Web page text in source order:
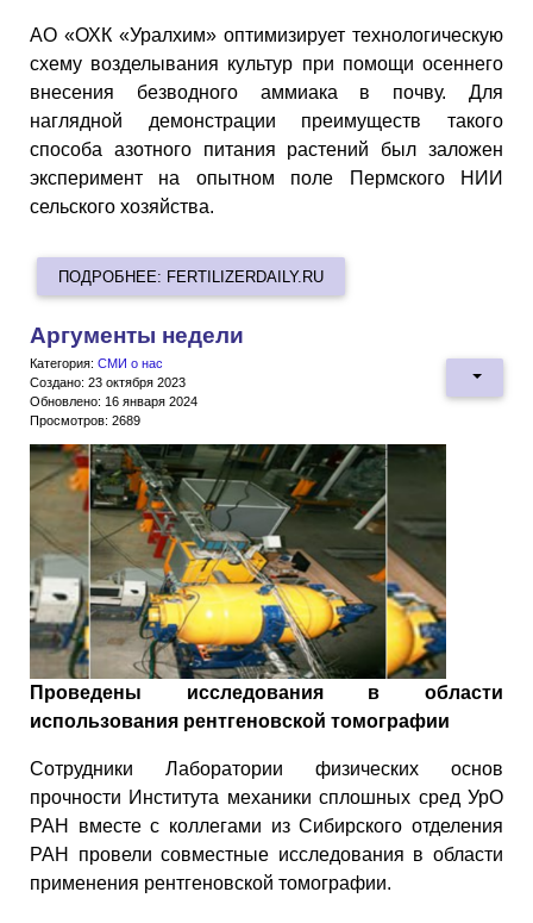
АО «ОХК «Уралхим» оптимизирует технологическую
схему возделывания культур при помощи осеннего
внесения безводного аммиака в почву. Для
наглядной демонстрации преимуществ такого
способа азотного питания растений был заложен
эксперимент на опытном поле Пермского НИИ
сельского хозяйства.
ПОДРОБНЕЕ: FERTILIZERDAILY.RU
Аргументы недели
Категория: СМИ о нас
Создано: 23 октября 2023
Обновлено: 16 января 2024
Просмотров: 2689
Проведены исследования в области
использования рентгеновской томографии
Сотрудники Лаборатории физических основ
прочности Института механики сплошных сред УрО
РАН вместе с коллегами из Сибирского отделения
РАН провели совместные исследования в области
применения рентгеновской томографии.